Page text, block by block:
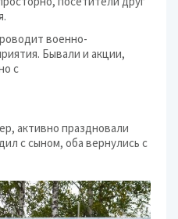
военно-
Бывали и акции,
с
активно праздновали
с сыном, оба вернулись с